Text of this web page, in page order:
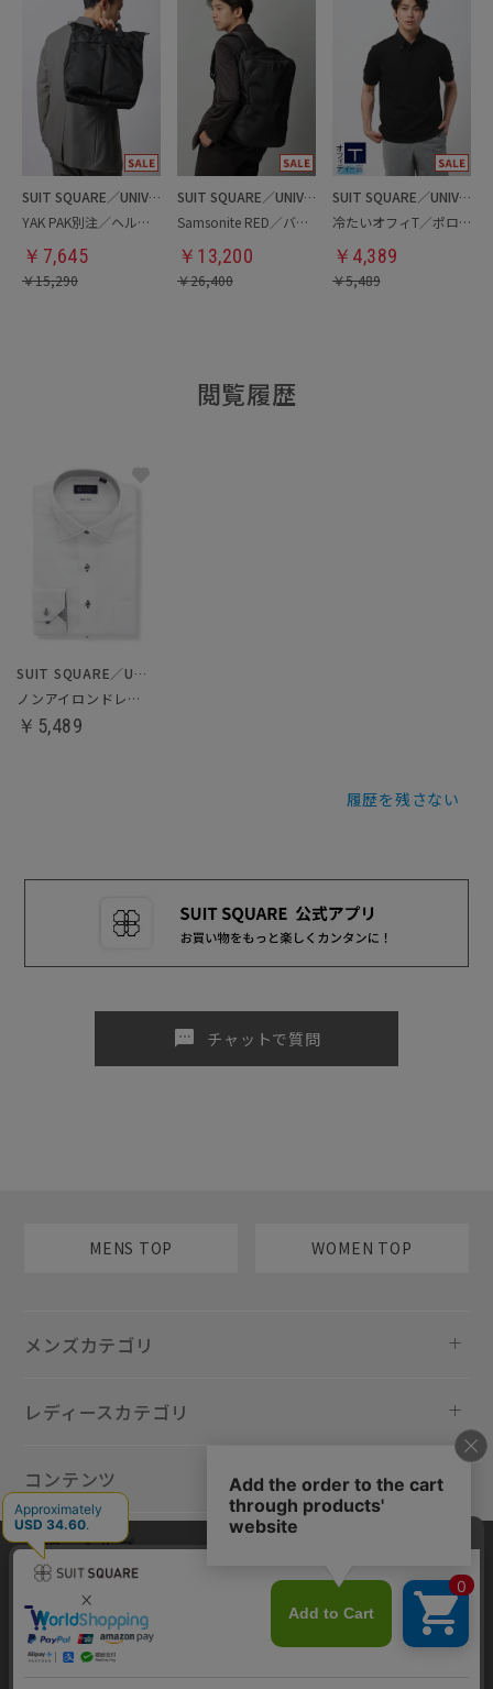
SUIT SQUARE／UNIVERSAL LANGUAGE
YAK PAK別注／ヘルメットバッグ
￥ 7,645
￥15,290
SUIT SQUARE／UNIVERSAL LANGUAGE
Samsonite RED／バックパック
￥ 13,200
￥26,400
SUIT SQUARE／UNIVERSAL LANGUAGE
冷たいオフィT／ポロシャツ
￥ 4,389
￥5,489
閲覧履歴
SUIT SQUARE／UNIVERSAL LANGUAGE
ノンアイロンドレスシャツ
￥5,489
履歴を残さない
sms チャットで質問
MENS TOP WOMEN TOP
メンズカテゴリ
レディースカテゴリ
コンテンツ
規約・ヘルプ
当サイトでは利用体験の向上およびコンテンツの最適な提供、トラフィ
ックの分析を目的としてCookieを使用しています。サイトの閲覧を継続
された場合、Cookieの利用に同意したものといたします。詳細について
はプライバシーポリシー をご確認ください。